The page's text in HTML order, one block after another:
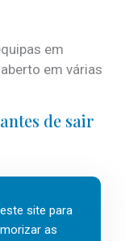
em
em várias
de sair
os fins-de-
fica mais
site para
as